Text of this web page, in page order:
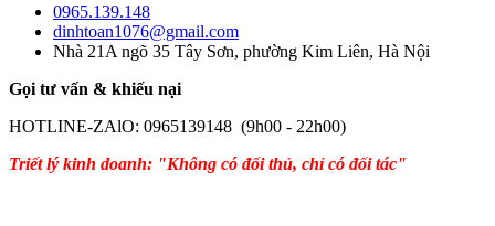
0965.139.148
dinhtoan1076@gmail.com
Nhà 21A ngõ 35 Tây Sơn, phường Kim Liên, Hà Nội
Gọi tư vấn & khiếu nại
HOTLINE-ZAlO: 0965139148 (9h00 - 22h00)
Triết lý kinh doanh: "Không có đối thủ, chỉ có đối tác"